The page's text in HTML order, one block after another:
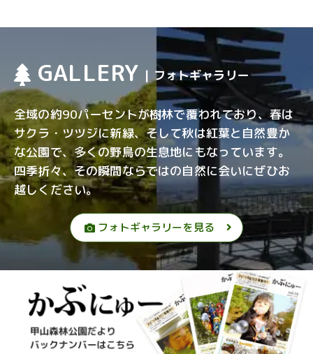
GALLERY | フォトギャラリー
全域の約90パーセントが樹林で覆われており、春は
サクラ・ツツジに新緑、そして秋は紅葉と自然豊か
な公園で、多くの野鳥の生息地にもなっています。
四季折々、その瞬間ならではの自然に会いにぜひお
越しください。
フォトギャラリーを見る